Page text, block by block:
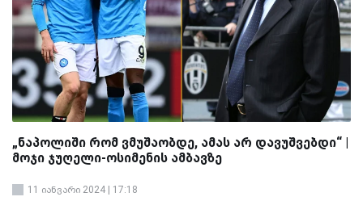
„ნაპოლიში რომ ვმუშაობდე, ამას არ დავუშვებდი“ |
მოჯი ჯუღელი-ოსიმენის ამბავზე
11 იანვარი 2024 | 17:18